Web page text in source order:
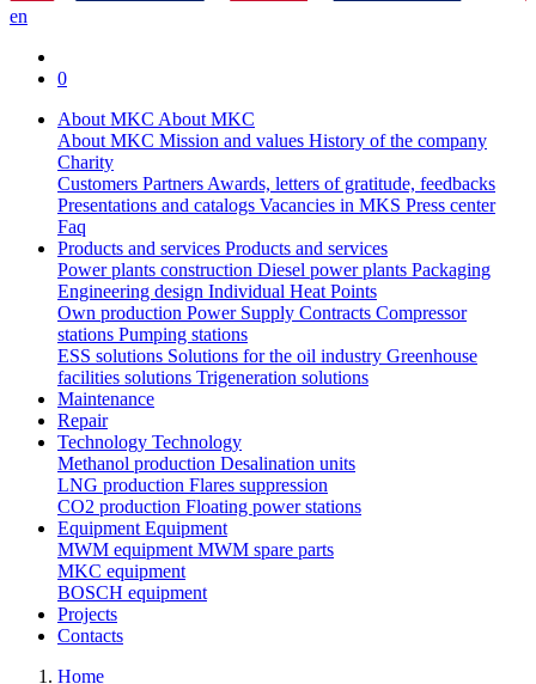
en
0
About MKC About MKC
About MKC Mission and values History of the company
Charity
Customers PartnersAwards, letters of gratitude, feedbacks
Presentations and catalogs Vacancies in MKS Press center
Faq
Products and services Products and services
Power plants construction Diesel power plants Packaging
Engineering design Individual Heat Points
Own production Power Supply Contracts Compressor
stations Pumping stations
ESS solutions Solutions for the oil industry Greenhouse
facilities solutions Trigeneration solutions
Maintenance
Repair
Technology Technology
Methanol production Desalination units
LNG production Flares suppression
СО2 production Floating power stations
EquipmentEquipment
MWM equipmentMWM spare parts
MKC equipment
BOSCH equipment
Projects
Contacts
Home